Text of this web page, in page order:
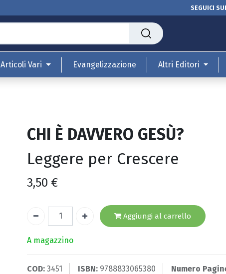
SEGUICI
Articoli Vari Evangelizzazione Altri Editori
CHI È DAVVERO GESÙ?
Leggere per Crescere
3,50 €
Aggiungi al carrello
A magazzino
COD: 3451 ISBN: 9788833065380 Numero